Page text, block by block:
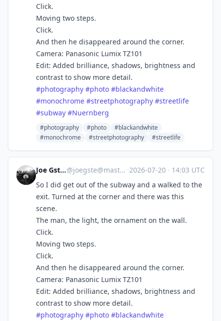
Click.
Moving two steps.
Click.
And then he disappeared around the corner.
Camera: Panasonic Lumix TZ101
Edit: Added brilliance, shadows, brightness and
contrast to show more detail.
#photography #photo #blackandwhite
#monochrome #streetphotography #streetlife
#subway #Nuernberg
#photography #photo
#blackandwhite
#monochrome
#streetphotography #streetlife
Joe Gstettner@joegste@mastodon.social ·2026-07-20 · 14:03 UTC
So I did get out of the subway and a walked to the
exit. Turned at the corner and there was this
scene.
The man, the light, the ornament on the wall.
Click.
Moving two steps.
Click.
And then he disappeared around the corner.
Camera: Panasonic Lumix TZ101
Edit: Added brilliance, shadows, brightness and
contrast to show more detail.
#photography #photo #blackandwhite